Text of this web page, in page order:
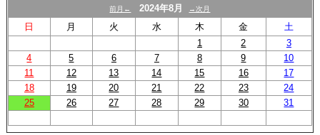
前月← 2024年8月 →次月
日 月 火 水 木 金
土
1
2
3
4
5 6 7 8 9
10
11
12 13 14 15 16
17
18
19 20 21 22 23
24
25
26 27 28 29 30 31